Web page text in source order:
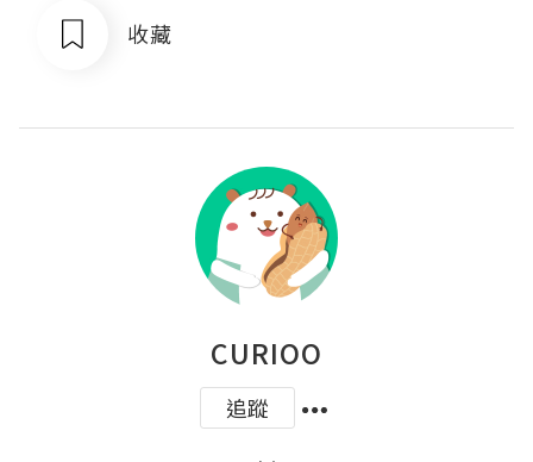
收藏
CURIOO
追蹤